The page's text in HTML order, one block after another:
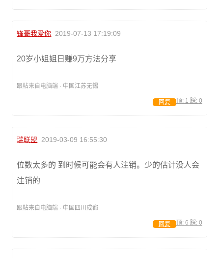
锋哥我爱你 2019-07-13 17:19:09
20岁小姐姐日赚9万方法分享
跟帖来自电脑端 · 中国江苏无锡
顶: 1 踩: 0
回复
瑞联盟 2019-03-09 16:55:30
位数太多的 到时候可能会有人注销。少的估计没人会
注销的
跟帖来自电脑端 · 中国四川成都
顶: 6 踩: 0
回复